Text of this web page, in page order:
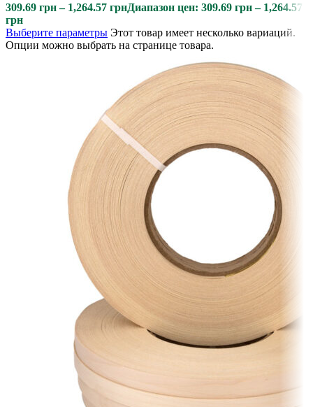
309.69 грн – 1,264.57 грнДиапазон цен: 309.69 грн – 1,264.57
грн
Выберите параметры Этот товар имеет несколько вариаций.
Опции можно выбрать на странице товара.